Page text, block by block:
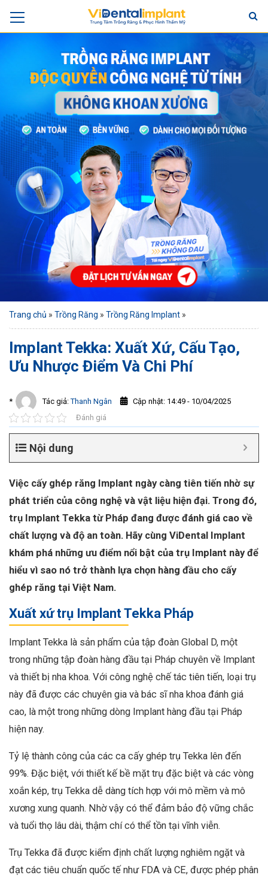
Trang chủ » Trồng Răng » Trồng Răng Implant »
Implant Tekka: Xuất Xứ, Cấu Tạo,
Ưu Nhược Điểm Và Chi Phí
* Tác giả:Thanh Ngân
Cập nhật: 14:49 - 10/04/2025
Đánh giá
Nội dung
Việc cấy ghép răng Implant ngày càng tiên tiến nhờ sự
phát triển của công nghệ và vật liệu hiện đại. Trong đó,
trụ Implant Tekka từ Pháp đang được đánh giá cao về
chất lượng và độ an toàn. Hãy cùng ViDental Implant
khám phá những ưu điểm nổi bật của trụ Implant này để
hiểu vì sao nó trở thành lựa chọn hàng đầu cho cấy
ghép răng tại Việt Nam.
Xuất xứ trụ Implant Tekka Pháp
Implant Tekka là sản phẩm của tập đoàn Global D, một
trong những tập đoàn hàng đầu tại Pháp chuyên về Implant
và thiết bị nha khoa. Với công nghệ chế tác tiên tiến, loại trụ
này đã được các chuyên gia và bác sĩ nha khoa đánh giá
cao, là một trong những dòng Implant hàng đầu tại Pháp
hiện nay.
Tỷ lệ thành công của các ca cấy ghép trụ Tekka lên đến
99%. Đặc biệt, với thiết kế bề mặt trụ đặc biệt và các vòng
xoắn kép, trụ Tekka dễ dàng tích hợp với mô mềm và mô
xương xung quanh. Nhờ vậy có thể đảm bảo độ vững chắc
và tuổi thọ lâu dài, thậm chí có thể tồn tại vĩnh viễn.
Trụ Tekka đã được kiểm định chất lượng nghiêm ngặt và
đạt các tiêu chuẩn quốc tế như FDA và CE, được phép phân